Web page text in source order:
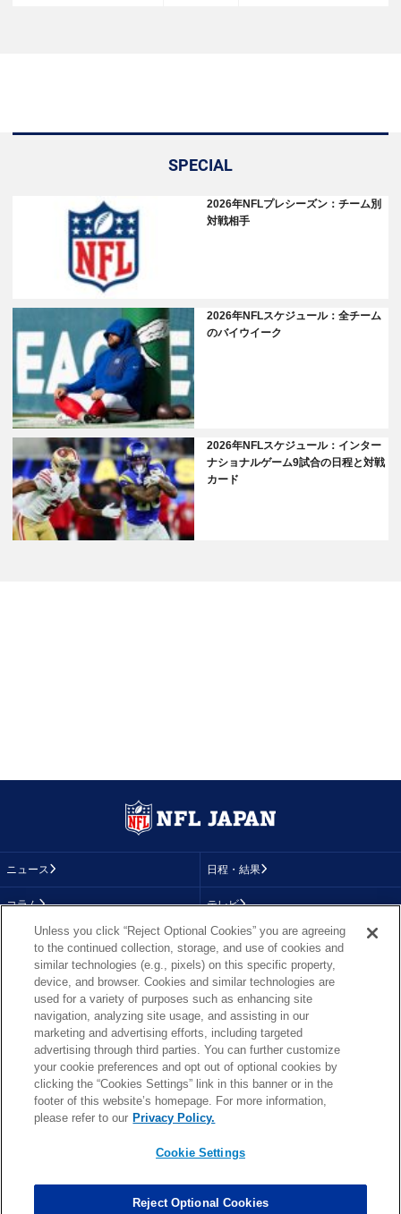
SPECIAL
2026年NFLプレシーズン：チーム別
対戦相手
2026年NFLスケジュール：全チーム
のバイウイーク
2026年NFLスケジュール：インター
ナショナルゲーム9試合の日程と対戦
カード
ニュース 日程・結果
コラム テレビ
画像
順位表
About NFL
More NFL 特集
TOP お問い合わせ FAQ
PHOTO BY AP Images / PHOTO BY Getty Images
Unless you click “Reject Optional Cookies” you are agreeing
to the continued collection, storage, and use of cookies and
similar technologies (e.g., pixels) on this specific property,
device, and browser. Cookies and similar technologies are
used for a variety of purposes such as enhancing site
navigation, analyzing site usage, and assisting in our
marketing and advertising efforts, including targeted
advertising through third parties. You can further customize
your cookie preferences and opt out of optional cookies by
clicking the “Cookies Settings” link in this banner or in the
footer of this website’s homepage. For more information,
please refer to our Privacy Policy.
Cookie Settings
Reject Optional Cookies